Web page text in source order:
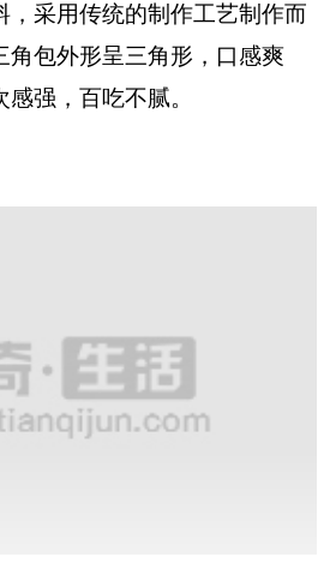
，采用传统的制作工艺制作而
角包外形呈三角形，口感爽
强，百吃不腻。